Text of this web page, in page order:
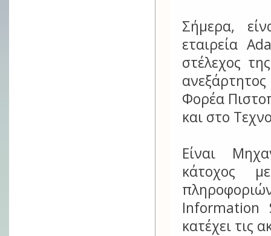
Σήμερα,
εταιρεία
στέλεχος
Φορέα
και στο
Είναι
κάτοχος
Information
κατέχει τις